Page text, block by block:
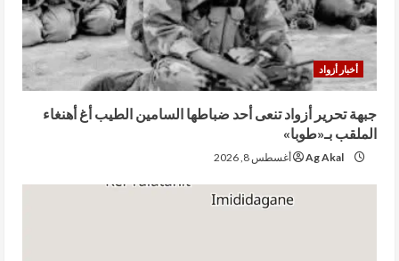
أخبار أزواد
جبهة تحرير أزواد تنعى أحد ضباطها السامين الطيب أغ أهنغاء
الملقب بـ«طوبا»
Ag Akal أغسطس 8, 2026